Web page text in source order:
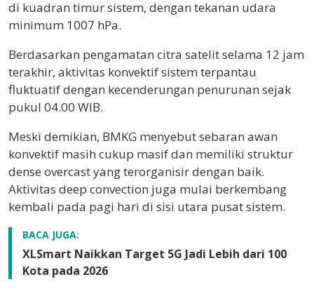
di kuadran timur sistem, dengan tekanan udara
minimum 1007 hPa.
Berdasarkan pengamatan citra satelit selama 12 jam
terakhir, aktivitas konvektif sistem terpantau
fluktuatif dengan kecenderungan penurunan sejak
pukul 04.00 WIB.
Meski demikian, BMKG menyebut sebaran awan
konvektif masih cukup masif dan memiliki struktur
dense overcast yang terorganisir dengan baik.
Aktivitas deep convection juga mulai berkembang
kembali pada pagi hari di sisi utara pusat sistem.
BACA JUGA:
XLSmart Naikkan Target 5G Jadi Lebih dari 100
Kota pada 2026